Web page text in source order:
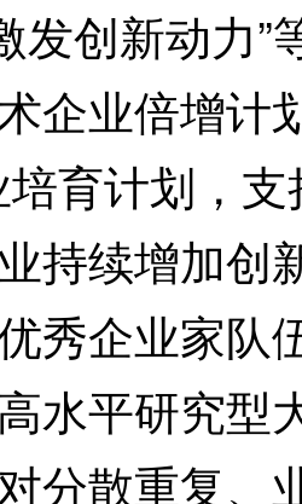
发创新动力
企业倍增计
培育计划，
持续增加创
秀企业家队
水平研究型
分散重复、